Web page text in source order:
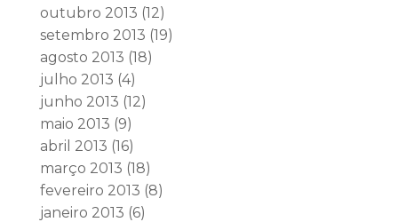
outubro 2013 (12)
setembro 2013 (19)
agosto 2013 (18)
julho 2013 (4)
junho 2013 (12)
maio 2013 (9)
abril 2013 (16)
março 2013 (18)
fevereiro 2013 (8)
janeiro 2013 (6)